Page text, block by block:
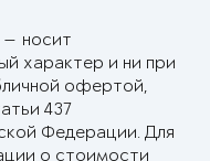
— носит
характер и ни при
офертой,
437
Федерации. Для
о стоимости